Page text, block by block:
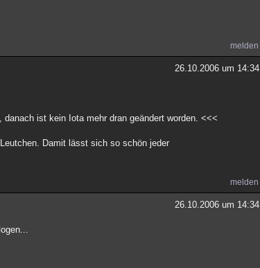
melden
26.10.2006 um 14:34
ist kein Iota mehr dran geändert worden. <<<
Damit lässt sich so schön jeder
melden
26.10.2006 um 14:34